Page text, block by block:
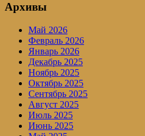
Архивы
Май 2026
Февраль 2026
Январь 2026
Декабрь 2025
Ноябрь 2025
Октябрь 2025
Сентябрь 2025
Август 2025
Июль 2025
Июнь 2025